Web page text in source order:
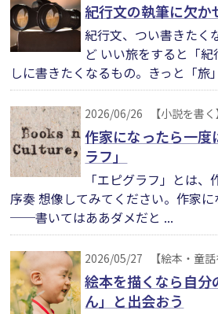
紀行文の執筆に欠
紀行文、つい書きたく
ど いい旅をすると「
しに書きたくなるもの。きっと「旅
2026/06/26 【小説を書く
作家になったら一
ラフ」
「エピグラフ」とは
序奏 想像してみてください。作家
──書いてはああダメだと ...
2026/05/27 【絵本・童話
絵本を描くなら自分
ん」と出会おう